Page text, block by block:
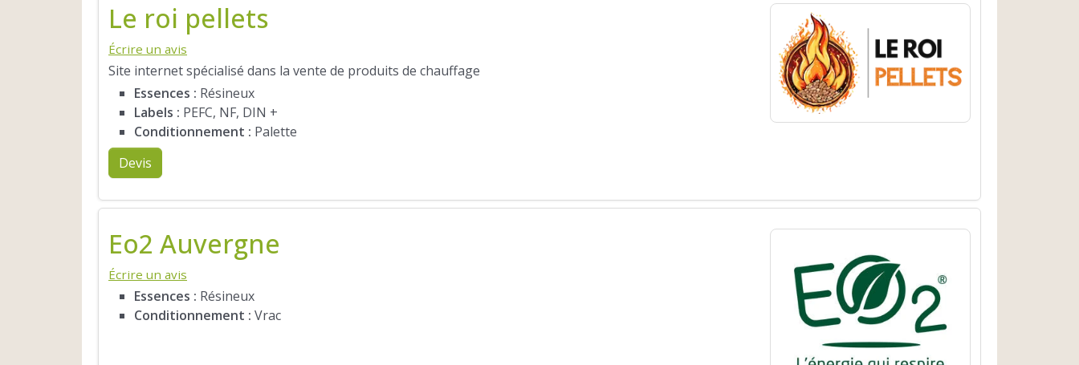
Le roi pellets
Écrire un avis
Site internet spécialisé dans la vente de produits de chauffage
Essences : Résineux
Labels : PEFC, NF, DIN +
Conditionnement : Palette
Devis
Eo2 Auvergne
Écrire un avis
Essences : Résineux
Conditionnement : Vrac